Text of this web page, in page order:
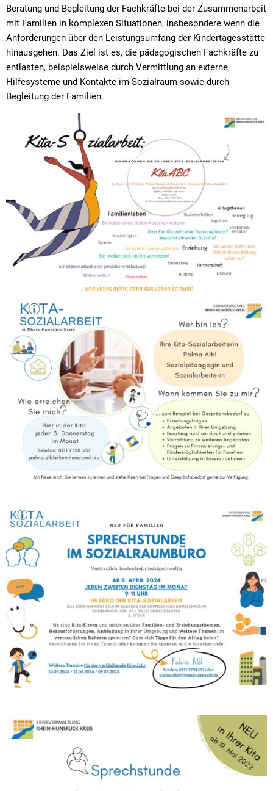
Beratung und Begleitung der Fachkräfte bei der Zusammenarbeit
mit Familien in komplexen Situationen, insbesondere wenn die
Anforderungen über den Leistungsumfang der Kindertagesstätte
hinausgehen. Das Ziel ist es, die pädagogischen Fachkräfte zu
entlasten, beispielsweise durch Vermittlung an externe
Hilfesysteme und Kontakte im Sozialraum sowie durch
Begleitung der Familien.